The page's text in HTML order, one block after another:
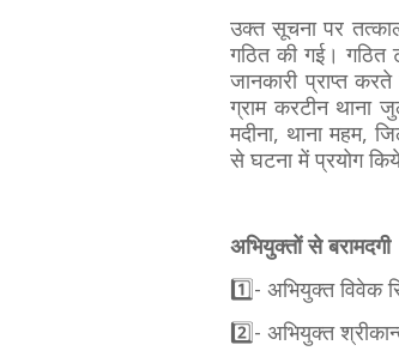
उक्त सूचना पर
गठित की गई। गठित
जानकारी प्राप्त
ग्राम करटीन थाना
मदीना, थाना महम,
से घटना में प्रयोग
अभियुक्तों से बरामदगी
1️⃣- अभियुक्त विवेक
2️⃣- अभियुक्त